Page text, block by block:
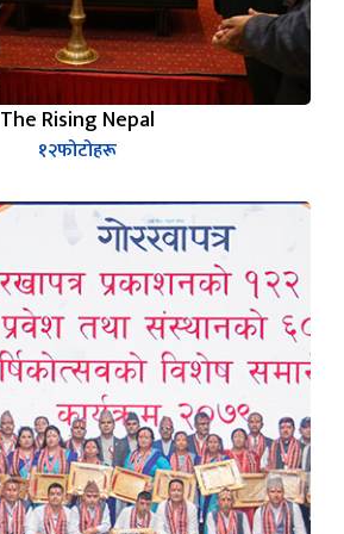
The Rising Nepal
१२फोटोहरू